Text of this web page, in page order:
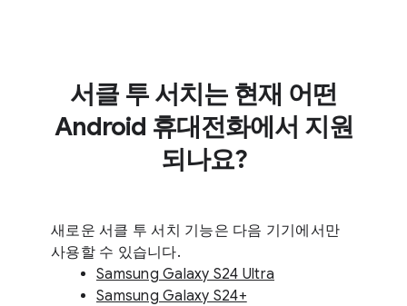
서클 투 서치는 현재 어떤
Android 휴대전화에서 지원
되나요?
새로운 서클 투 서치 기능은 다음 기기에서만
사용할 수 있습니다.
Samsung Galaxy S24 Ultra
Samsung Galaxy S24+